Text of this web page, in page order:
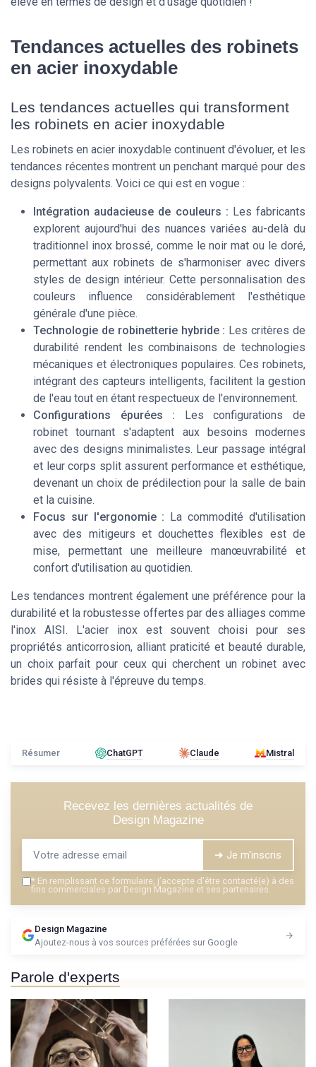
Tendances actuelles des robinets
en acier inoxydable
Les tendances actuelles qui transforment
les robinets en acier inoxydable
Les robinets en acier inoxydable continuent d'évoluer, et les
tendances récentes montrent un penchant marqué pour des
designs polyvalents. Voici ce qui est en vogue :
Intégration audacieuse de couleurs : Les fabricants
explorent aujourd'hui des nuances variées au-delà du
traditionnel inox brossé, comme le noir mat ou le doré,
permettant aux robinets de s'harmoniser avec divers
styles de design intérieur. Cette personnalisation des
couleurs influence considérablement l'esthétique
générale d'une pièce.
Technologie de robinetterie hybride : Les critères de
durabilité rendent les combinaisons de technologies
mécaniques et électroniques populaires. Ces robinets,
intégrant des capteurs intelligents, facilitent la gestion
de l'eau tout en étant respectueux de l'environnement.
Configurations épurées : Les configurations de
robinet tournant s'adaptent aux besoins modernes
avec des designs minimalistes. Leur passage intégral
et leur corps split assurent performance et esthétique,
devenant un choix de prédilection pour la salle de bain
et la cuisine.
Focus sur l'ergonomie : La commodité d'utilisation
avec des mitigeurs et douchettes flexibles est de
mise, permettant une meilleure manœuvrabilité et
confort d'utilisation au quotidien.
Les tendances montrent également une préférence pour la
durabilité et la robustesse offertes par des alliages comme
l'inox AISI. L'acier inox est souvent choisi pour ses
propriétés anticorrosion, alliant praticité et beauté durable,
un choix parfait pour ceux qui cherchent un robinet avec
brides qui résiste à l'épreuve du temps.
Résumer ChatGPT Claude Mistral
Recevez les dernières actualités de
Design Magazine
➔ Je m'inscris
* En remplissant ce formulaire, j’accepte d’être contacté(e) à des
fins commerciales par Design Magazine et ses partenaires.
Design Magazine
Ajoutez-nous à vos sources préférées sur Google
Parole d'experts